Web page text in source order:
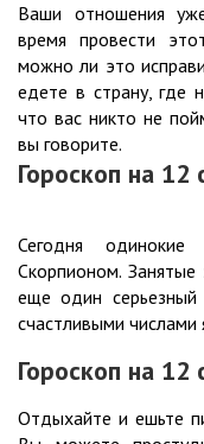
Ваши отношения
время провести
можно ли это
едете в страну, где
что вас никто не
вы говорите.
Гороскоп на 12
Сегодня
Скорпионом.
еще один
счастливыми числами
Гороскоп на 12
Отдыхайте и ешьте